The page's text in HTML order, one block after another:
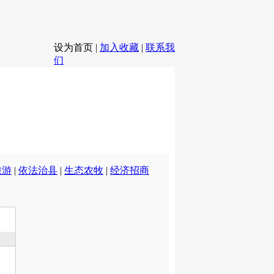
设为首页 | 加入收藏 | 联系我
们
游 | 依法治县 | 生态农牧 | 经济招商